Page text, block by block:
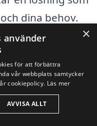
dina behov.
vrmepump-pris-
att hitta
och få förslag
information
dig
×
använder
för att förbättra
vår webbplats samtycker
cookiepolicy. Läs mer
AVVISA ALLT